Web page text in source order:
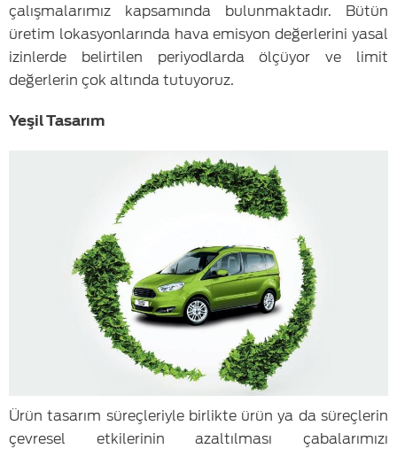
çalışmalarımız kapsamında bulunmaktadır. Bütün
üretim lokasyonlarında hava emisyon değerlerini yasal
izinlerde belirtilen periyodlarda ölçüyor ve limit
değerlerin çok altında tutuyoruz.
Yeşil Tasarım
Ürün tasarım süreçleriyle birlikte ürün ya da süreçlerin
çevresel etkilerinin azaltılması çabalarımızı